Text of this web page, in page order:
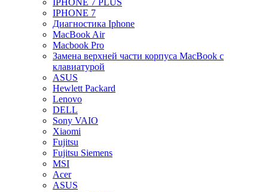
IPHONE 7 PLUS
IPHONE 7
Диагностика Iphone
MacBook Air
Macbook Pro
Замена верхней части корпуса MacBook с
клавиатурой
ASUS
Hewlett Packard
Lenovo
DELL
Sony VAIO
Xiaomi
Fujitsu
Fujitsu Siemens
MSI
Acer
ASUS